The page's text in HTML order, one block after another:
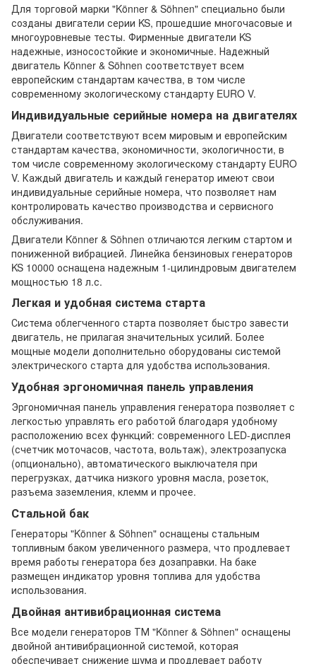
Для торговой марки "Könner & Söhnen" специально были
созданы двигатели серии KS, прошедшие многочасовые и
многоуровневые тесты. Фирменные двигатели KS
надежные, износостойкие и экономичные. Надежный
двигатель Könner & Söhnen соответствует всем
европейским стандартам качества, в том числе
современному экологическому стандарту EURO V.
Индивидуальные серийные номера на двигателях
Двигатели соответствуют всем мировым и европейским
стандартам качества, экономичности, экологичности, в
том числе современному экологическому стандарту EURO
V. Каждый двигатель и каждый генератор имеют свои
индивидуальные серийные номера, что позволяет нам
контролировать качество производства и сервисного
обслуживания.
Двигатели Könner & Söhnen отличаются легким стартом и
пониженной вибрацией. Линейка бензиновых генераторов
KS 10000 оснащена надежным 1-цилиндровым двигателем
мощностью 18 л.с.
Легкая и удобная система старта
Система облегченного старта позволяет быстро завести
двигатель, не прилагая значительных усилий. Более
мощные модели дополнительно оборудованы системой
электрического старта для удобства использования.
Удобная эргономичная панель управления
Эргономичная панель управления генератора позволяет с
легкостью управлять его работой благодаря удобному
расположению всех функций: современного LED-дисплея
(счетчик моточасов, частота, вольтаж), электрозапуска
(опционально), автоматического выключателя при
перегрузках, датчика низкого уровня масла, розеток,
разъема заземления, клемм и прочее.
Стальной бак
Генераторы "Könner & Söhnen" оснащены стальным
топливным баком увеличенного размера, что продлевает
время работы генератора без дозаправки. На баке
размещен индикатор уровня топлива для удобства
использования.
Двойная антивибрационная система
Все модели генераторов ТМ "Könner & Söhnen" оснащены
двойной антивибрационной системой, которая
обеспечивает снижение шума и продлевает работу